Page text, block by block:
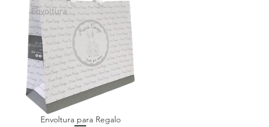
Envoltura
Envoltura para Regalo